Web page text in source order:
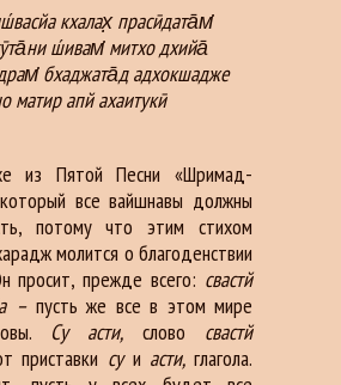
кхалах̣ прасӣдата̄м̇
ш́ивам̇ митхо дхийа̄
бхаджата̄д адхокшадже
апй ахаитукӣ
из Пятой Песни «Шримад-
который все вайшнавы должны
потому что этим стихом
молится о благоденствии
просит, прежде всего: свастй
–пусть же все в этом мире
Су асти, слово свастй
приставки су и асти,глагола.